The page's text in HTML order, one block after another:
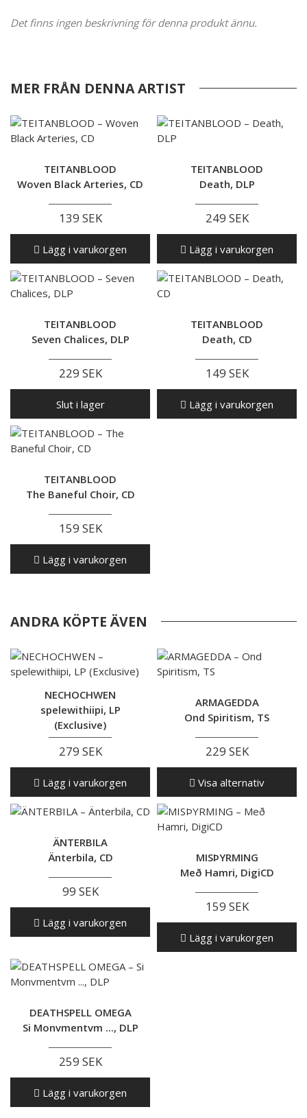
Det finns ingen beskrivning för denna produkt ännu.
MER FRÅN DENNA ARTIST
TEITANBLOOD
Woven Black Arteries, CD
139 SEK
Lägg i varukorgen
TEITANBLOOD
Death, DLP
249 SEK
Lägg i varukorgen
TEITANBLOOD
Seven Chalices, DLP
229 SEK
Slut i lager
TEITANBLOOD
Death, CD
149 SEK
Lägg i varukorgen
TEITANBLOOD
The Baneful Choir, CD
159 SEK
Lägg i varukorgen
ANDRA KÖPTE ÄVEN
NECHOCHWEN
spelewithiipi, LP
(Exclusive)
279 SEK
Lägg i varukorgen
ARMAGEDDA
Ond Spiritism, TS
229 SEK
Visa alternativ
ÄNTERBILA
Änterbila, CD
99 SEK
Lägg i varukorgen
MISÞYRMING
Með Hamri, DigiCD
159 SEK
Lägg i varukorgen
DEATHSPELL OMEGA
Si Monvmentvm ..., DLP
259 SEK
Lägg i varukorgen